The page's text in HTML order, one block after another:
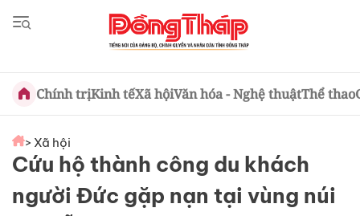
Chính trịKinh tếXã hộiVăn hóa - Nghệ thuậtThể thao
> Xã hội
Cứu hộ thành công du khách
người Đức gặp nạn tại vùng núi